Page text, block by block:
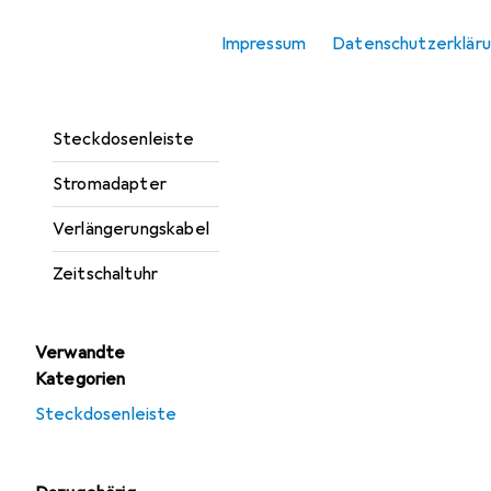
Impressum
Steckdosenleiste
Stromadapter
Verlängerungskabel
Zeitschaltuhr
Verwandte
Kategorien
Steckdosenleiste